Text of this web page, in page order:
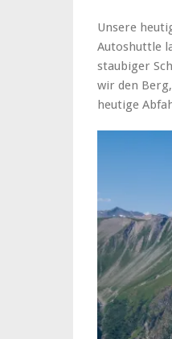
Unsere
Autoshuttle
staubiger
wir den
heutige